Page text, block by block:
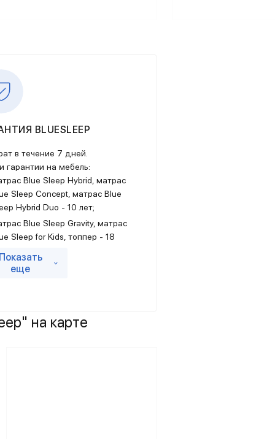
BLUESLEEP
в течение 7 дней.
гарантии на мебель:
Blue Sleep Hybrid, матрас
Sleep Concept, матрас Blue
Hybrid Duo - 10 лет;
Blue Sleep Gravity, матрас
Sleep for Kids, топпер - 18
на матрас Blue Sleep – 18
предоставляет гарантию на
Показать
еще
на карте